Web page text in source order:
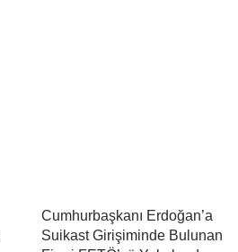
Cumhurbaşkanı Erdoğan’a
Suikast Girişiminde Bulunan